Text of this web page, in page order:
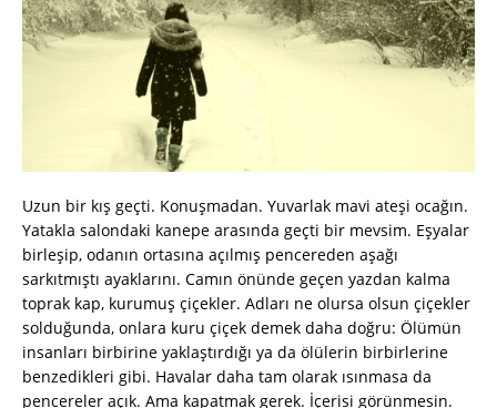
Uzun bir kış geçti. Konuşmadan. Yuvarlak mavi ateşi ocağın.
Yatakla salondaki kanepe arasında geçti bir mevsim. Eşyalar
birleşip, odanın ortasına açılmış pencereden aşağı
sarkıtmıştı ayaklarını. Camın önünde geçen yazdan kalma
toprak kap, kurumuş çiçekler. Adları ne olursa olsun çiçekler
solduğunda, onlara kuru çiçek demek daha doğru: Ölümün
insanları birbirine yaklaştırdığı ya da ölülerin birbirlerine
benzedikleri gibi. Havalar daha tam olarak ısınmasa da
pencereler açık. Ama kapatmak gerek. İçerisi görünmesin.